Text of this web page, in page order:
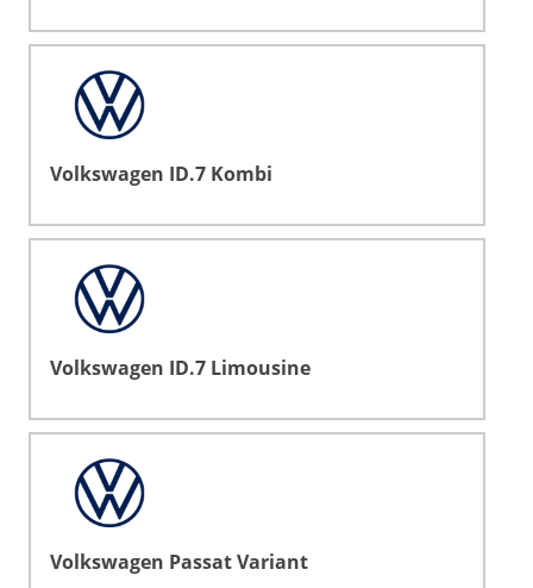
Volkswagen ID.7 Kombi
Volkswagen ID.7 Limousine
Volkswagen Passat Variant